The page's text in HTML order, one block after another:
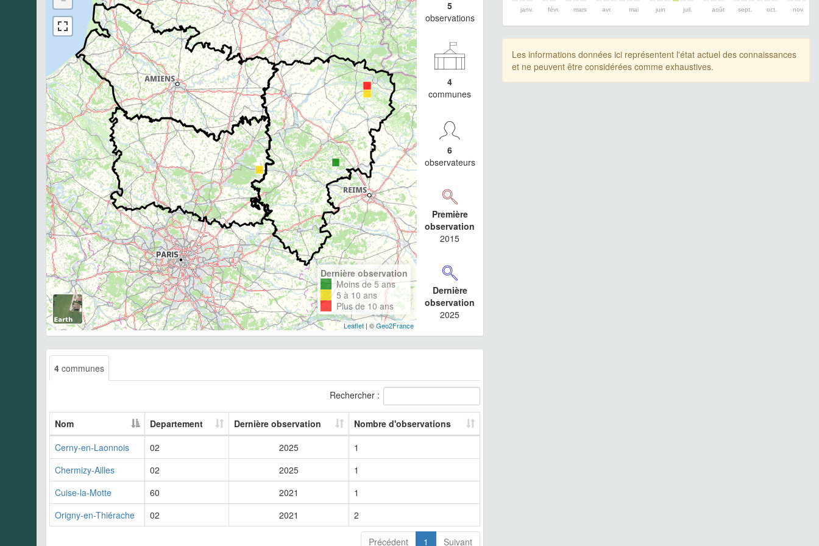
Dernière observation
Moins de 5 ans
5 à 10 ans
Plus de 10 ans
Leaflet| ©Geo2France
5
observations
4
communes
6
observateurs
Première
observation
2015
Dernière
observation
2025
4 communes
Rechercher :
Nom Departement Dernière observation
Nombre d'observations
Cerny-en-Laonnois
02 2025
1
Chermizy-Ailles
02 2025
1
Cuise-la-Motte
60 2021
1
Origny-en-Thiérache
02 2021 2
Précédent 1 Suivant
janv. févr. mars avr. mai juin juil. août sept. oct. nov.
Les informations données ici représentent l'état actuel des connaissances
et ne peuvent être considérées comme exhaustives.